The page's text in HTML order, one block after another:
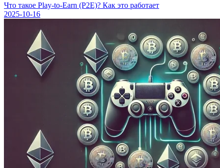
Что такое Play-to-Earn (P2E)? Как это работает
2025-10-16